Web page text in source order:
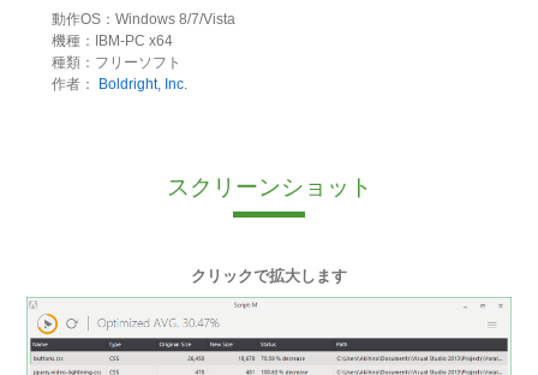
動作OS：Windows 8/7/Vista
機種：IBM-PC x64
種類：フリーソフト
作者：
Boldright, Inc.
スクリーンショット
クリックで拡大します